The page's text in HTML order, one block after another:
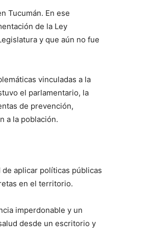
Tucumán. En ese
de la Ley
y que aún no fue
vinculadas a la
el parlamentario, la
de prevención,
a la población.
aplicar políticas públicas
en el territorio.
imperdonable y un
desde un escritorio y